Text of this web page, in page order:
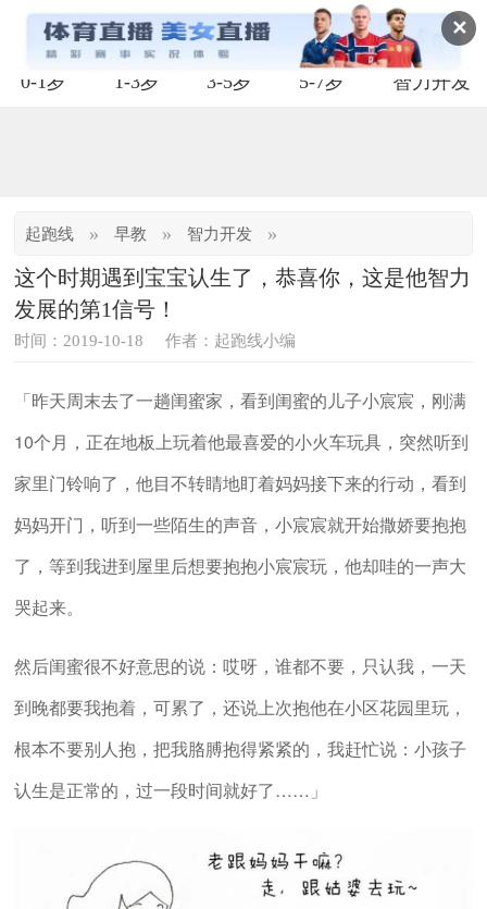
✕
0-1岁 1-3岁 3-5岁 5-7岁 智力开发
起跑线 » 早教 » 智力开发 »
这个时期遇到宝宝认生了，恭喜你，这是他智力
发展的第1信号！
时间：2019-10-18 作者：起跑线小编
「昨天周末去了一趟闺蜜家，看到闺蜜的儿子小宸宸，刚满
10个月，正在地板上玩着他最喜爱的小火车玩具，突然听到
家里门铃响了，他目不转睛地盯着妈妈接下来的行动，看到
妈妈开门，听到一些陌生的声音，小宸宸就开始撒娇要抱抱
了，等到我进到屋里后想要抱抱小宸宸玩，他却哇的一声大
哭起来。
然后闺蜜很不好意思的说：哎呀，谁都不要，只认我，一天
到晚都要我抱着，可累了，还说上次抱他在小区花园里玩，
根本不要别人抱，把我胳膊抱得紧紧的，我赶忙说：小孩子
认生是正常的，过一段时间就好了……」